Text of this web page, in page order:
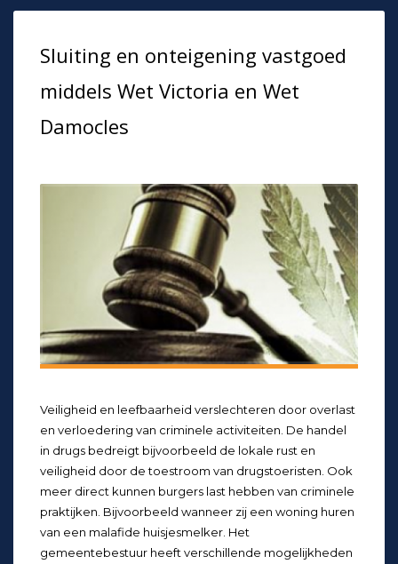
Sluiting en onteigening vastgoed
middels Wet Victoria en Wet
Damocles
Veiligheid en leefbaarheid verslechteren door overlast
en verloedering van criminele activiteiten. De handel
in drugs bedreigt bijvoorbeeld de lokale rust en
veiligheid door de toestroom van drugstoeristen. Ook
meer direct kunnen burgers last hebben van criminele
praktijken. Bijvoorbeeld wanneer zij een woning huren
van een malafide huisjesmelker. Het
gemeentebestuur heeft verschillende mogelijkheden